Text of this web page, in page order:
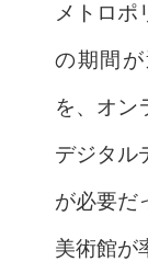
メトロポ
の期間
を、オン
デジタル
が必要だ
美術館が